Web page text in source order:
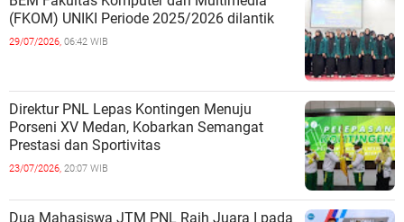
(FKOM) UNIKI Periode 2025/2026 dilantik
29/07/2026, 06:42 WIB
Direktur PNL Lepas Kontingen Menuju
Porseni XV Medan, Kobarkan Semangat
Prestasi dan Sportivitas
23/07/2026, 20:07 WIB
Dua Mahasiswa JTM PNL Raih Juara I pada